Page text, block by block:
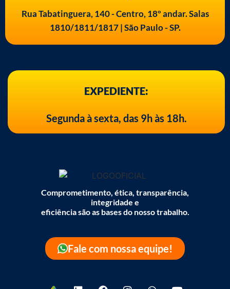
Rua Tabatinguera, 140 - Centro, 18º andar. Salas
1810/1811/1817 | São Paulo - SP.
EXPEDIENTE:
Segunda à sexta, das 9h às 18h.
Comprometimento, ética, transparência,
integridade e
eficiência são as bases do nosso trabalho.
Fale com nossa equipe!